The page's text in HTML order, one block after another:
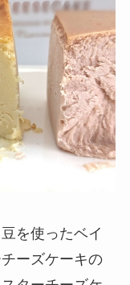
を使ったベイ
ーズケーキの